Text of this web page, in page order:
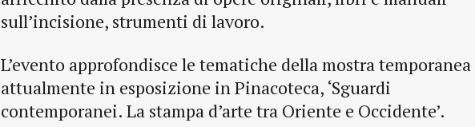
sull’incisione, strumenti di lavoro.
L’evento approfondisce le tematiche della mostra temporanea
attualmente in esposizione in Pinacoteca, ‘Sguardi
contemporanei. La stampa d’arte tra Oriente e Occidente’.